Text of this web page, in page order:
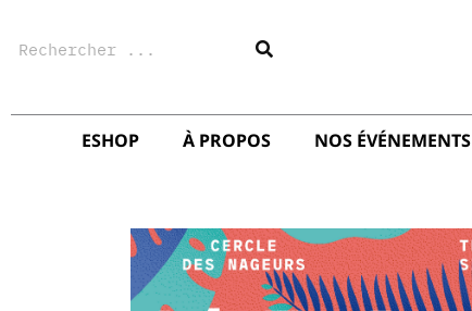
ESHOP À PROPOS NOS ÉVÉNEMENTS